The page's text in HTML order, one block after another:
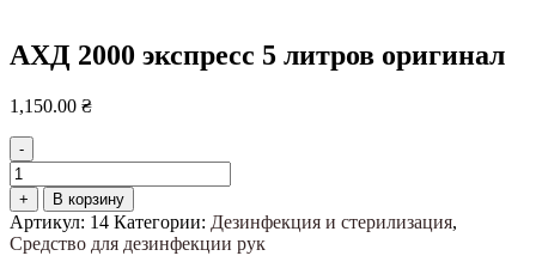
АХД 2000 экспресс 5 литров оригинал
1,150.00 ₴
-
Количество
товара
АХД
2000
экспресс
+ В корзину
Артикул: 14 Категории: Дезинфекция и стерилизация,
Средство для дезинфекции рук